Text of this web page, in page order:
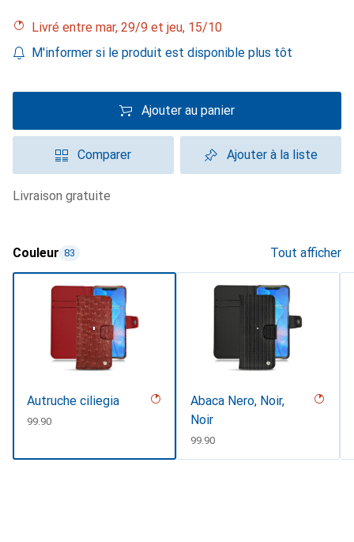
Livré entre mar, 29/9 et jeu, 15/10
M'informer si le produit est disponible plus tôt
Ajouter au panier
Comparer Ajouter à la liste
livraison gratuite
Couleur 83 Tout afficher
Autruche ciliegia
CHF
99.90
Abaca Nero, Noir,
Noir
CHF
99.90